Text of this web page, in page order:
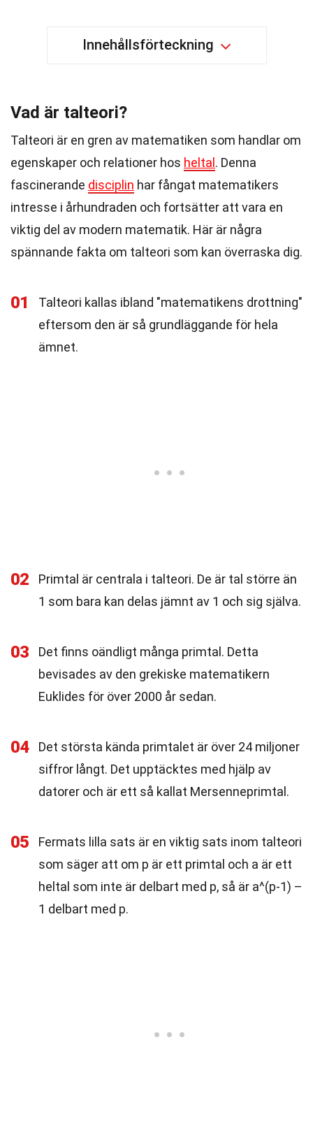
Innehållsförteckning
Vad är talteori?
Talteori är en gren av matematiken som handlar om
egenskaper och relationer hos heltal . Denna
fascinerande disciplin har fångat matematikers
intresse i århundraden och fortsätter att vara en
viktig del av modern matematik. Här är några
spännande fakta om talteori som kan överraska dig.
01
Talteori kallas ibland "matematikens drottning"
eftersom den är så grundläggande för hela
ämnet.
02
Primtal är centrala i talteori. De är tal större än
1 som bara kan delas jämnt av 1 och sig själva.
03
Det finns oändligt många primtal. Detta
bevisades av den grekiske matematikern
Euklides för över 2000 år sedan.
04
Det största kända primtalet är över 24 miljoner
siffror långt. Det upptäcktes med hjälp av
datorer och är ett så kallat Mersenneprimtal.
05
Fermats lilla sats är en viktig sats inom talteori
som säger att om p är ett primtal och a är ett
heltal som inte är delbart med p, så är a^(p-1) –
1 delbart med p.